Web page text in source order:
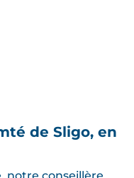
de Sligo, en